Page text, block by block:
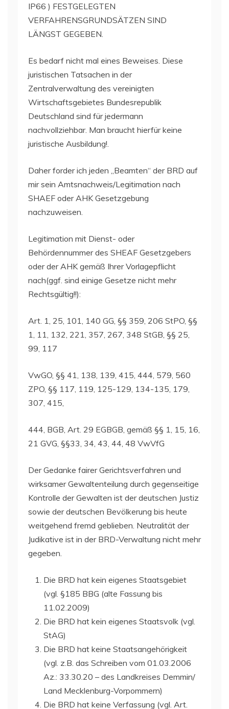
IP66 ) FESTGELEGTEN
VERFAHRENSGRUNDSÄTZEN SIND
LÄNGST GEGEBEN.
Es bedarf nicht mal eines Beweises. Diese
juristischen Tatsachen in der
Zentralverwaltung des vereinigten
Wirtschaftsgebietes Bundesrepublik
Deutschland sind für jedermann
nachvollziehbar. Man braucht hierfür keine
juristische Ausbildung!.
Daher forder ich jeden „Beamten“ der BRD auf
mir sein Amtsnachweis/Legitimation nach
SHAEF oder AHK Gesetzgebung
nachzuweisen.
Legitimation mit Dienst- oder
Behördennummer des SHEAF Gesetzgebers
oder der AHK gemäß Ihrer Vorlagepflicht
nach(ggf. sind einige Gesetze nicht mehr
Rechtsgültig!!):
Art. 1, 25, 101, 140 GG, §§ 359, 206 StPO, §§
1, 11, 132, 221, 357, 267, 348 StGB, §§ 25,
99, 117
VwGO, §§ 41, 138, 139, 415, 444, 579, 560
ZPO, §§ 117, 119, 125-129, 134-135, 179,
307, 415,
444, BGB, Art. 29 EGBGB, gemäß §§ 1, 15, 16,
21 GVG, §§33, 34, 43, 44, 48 VwVfG
Der Gedanke fairer Gerichtsverfahren und
wirksamer Gewaltenteilung durch gegenseitige
Kontrolle der Gewalten ist der deutschen Justiz
sowie der deutschen Bevölkerung bis heute
weitgehend fremd geblieben. Neutralität der
Judikative ist in der BRD-Verwaltung nicht mehr
gegeben.
Die BRD hat kein eigenes Staatsgebiet
(vgl. §185 BBG (alte Fassung bis
11.02.2009)
Die BRD hat kein eigenes Staatsvolk (vgl.
StAG)
Die BRD hat keine Staatsangehörigkeit
(vgl. z.B. das Schreiben vom 01.03.2006
Az.: 33.30.20 – des Landkreises Demmin/
Land Mecklenburg-Vorpommern)
Die BRD hat keine Verfassung (vgl. Art.